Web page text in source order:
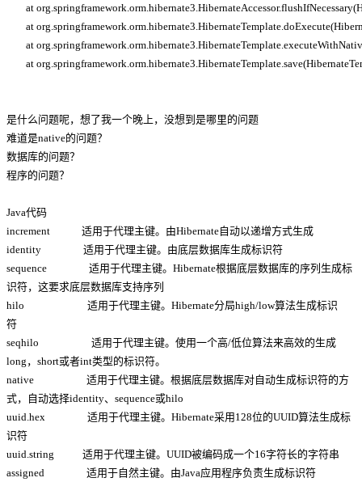
at
at
at
at
是什么问题呢，想了我一个晚上，没想到是哪里的问题
难道是native的问题？
数据库的问题？
程序的问题？
Java代码
increment 适用于代理主键。由Hibernate自动以递增方式生成
identity 适用于代理主键。由底层数据库生成标识符
sequence 适用于代理主键。Hibernate根据底层数据库的序列生成标
识符，这要求底层数据库支持序列
hilo 适用于代理主键。Hibernate分局high/low算法生成标识
符
seqhilo 适用于代理主键。使用一个高/低位算法来高效的生成
long，short或者int类型的标识符。
native 适用于代理主键。根据底层数据库对自动生成标识符的方
式，自动选择identity、sequence或hilo
uuid.hex 适用于代理主键。Hibernate采用128位的UUID算法生成标
识符
uuid.string 适用于代理主键。UUID被编码成一个16字符长的字符串
assigned 适用于自然主键。由Java应用程序负责生成标识符